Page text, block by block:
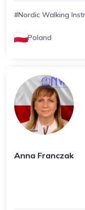
#Nordic Walking
Poland
Anna Franczak